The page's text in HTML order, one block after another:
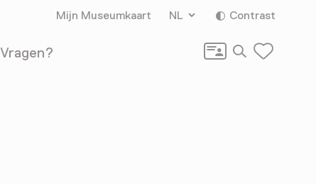
Vragen?
Mijn Museumkaart NL Contrast
Zoeken